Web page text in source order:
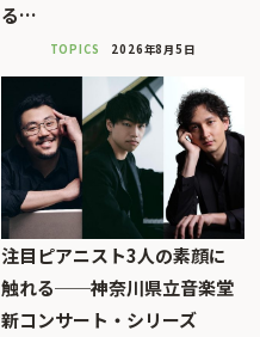
る…
TOPICS 2026年8月5日
注目ピアニスト3人の素顔に
触れる──神奈川県立音楽堂
新コンサート・シリーズ